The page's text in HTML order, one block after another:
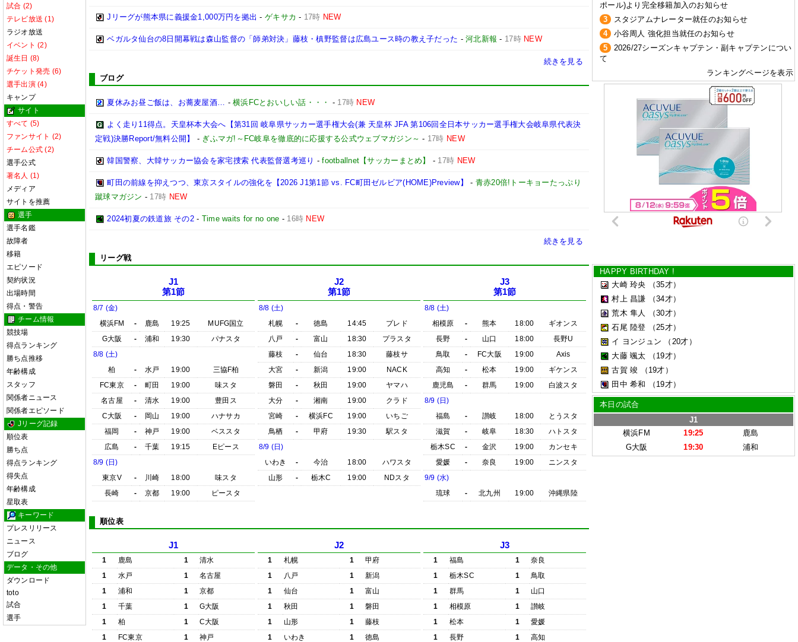
試合 (2)
テレビ放送 (1)
ラジオ放送
イベント (2)
誕生日 (8)
チケット発売 (6)
選手出演 (4)
キャンプ
サイト
すべて (5)
ファンサイト (2)
チーム公式 (2)
選手公式
著名人 (1)
メディア
サイトを推薦
選手
選手名鑑
故障者
移籍
エピソード
契約状況
出場時間
得点・警告
チーム情報
競技場
得点ランキング
勝ち点推移
年齢構成
スタッフ
関係者ニュース
関係者エピソード
Jリーグ記録
順位表
勝ち点
得点ランキング
得失点
年齢構成
星取表
キーワード
プレスリリース
ニュース
ブログ
データ・その他
ダウンロード
toto
試合
選手
Jリーグが熊本県に義援金1,000万円を拠出 - ゲキサカ - 17時 NEW
ベガルタ仙台の8日開幕戦は森山監督の「師弟対決」藤枝・槙野監督は広島ユース時の教え子だった -河北新報 - 17時 NEW
続きを見る
ブログ
夏休みお昼ご飯は、お蕎麦屋酒… -横浜FCとおいしい話・・・ - 17時 NEW
よく走り11得点。天皇杯本大会へ【第31回 岐阜県サッカー選手権大会(兼 天皇杯 JFA 第106回全日本サッカー選手権大会岐阜県代表決
定戦)決勝Report/無料公開】
- ぎふマガ!～FC岐阜を徹底的に応援する公式ウェブマガジン～ - 17時 NEW
韓国警察、大韓サッカー協会を家宅捜索 代表監督選考巡り -footballnet【サッカーまとめ】 - 17時 NEW
町田の前線を抑えつつ、東京スタイルの強化を【2026 J1第1節 vs. FC町田ゼルビア(HOME)Preview】 - 青赤20倍!トーキョーたっぷり
蹴球マガジン - 17時 NEW
2024初夏の鉄道旅 その2 - Time waits for no one - 16時 NEW
続きを見る
リーグ戦
J1
第1節
8/7 (金)
横浜FM
- 鹿島 19:25
MUFG国立
G大阪
- 浦和 19:30
パナスタ
8/8 (土)
柏
- 水戸 19:00
三協F柏
FC東京
- 町田 19:00
味スタ
名古屋
- 清水 19:00
豊田ス
C大阪
- 岡山 19:00
ハナサカ
福岡
- 神戸 19:00
ベススタ
広島
- 千葉 19:15
Eピース
8/9 (日)
東京V
- 川崎 18:00
味スタ
長崎
- 京都 19:00 ピースタ
J2
第1節
8/8 (土)
札幌
- 徳島 14:45
プレド
八戸
- 富山 18:30
プラスタ
藤枝
- 仙台 18:30
藤枝サ
大宮
- 新潟 19:00
NACK
磐田
- 秋田 19:00
ヤマハ
大分
- 湘南 19:00
クラド
宮崎
- 横浜FC 19:00
いちご
鳥栖
- 甲府 19:30
駅スタ
8/9 (日)
いわき
- 今治 18:00
ハワスタ
山形
- 栃木C 19:00 NDスタ
J3
第1節
8/8 (土)
相模原
- 熊本 18:00
ギオンス
長野
- 山口 18:00
長野U
鳥取
- FC大阪 19:00
Axis
高知
- 松本 19:00
ギケンス
鹿児島
- 群馬 19:00
白波スタ
8/9 (日)
福島
- 讃岐 18:00
とうスタ
滋賀
- 岐阜 18:30
ハトスタ
栃木SC
- 金沢 19:00
カンセキ
愛媛
- 奈良 19:00
ニンスタ
9/9 (水)
琉球
- 北九州 19:00 沖縄県陸
順位表
J1
1 鹿島 1
清水
1
水戸 1
名古屋
1
浦和 1
京都
1
千葉 1
G大阪
1
柏 1
C大阪
1
FC東京 1
神戸
J2
1 札幌 1
甲府
1
八戸 1
新潟
1
仙台 1
富山
1
秋田 1
磐田
1
山形 1
藤枝
1
いわき 1
徳島
J3
1 福島 1
奈良
1
栃木SC 1
鳥取
1
群馬 1
山口
1
相模原 1
讃岐
1
松本 1
愛媛
1
長野 1
高知
ポール)より完全移籍加入のお知らせ
3
スタジアムナレーター就任のお知らせ
4
小谷周人 強化担当就任のお知らせ
5
2026/27シーズンキャプテン・副キャプテンについ
て
ランキングページを表示
HAPPY BIRTHDAY !
大崎 玲央
（35才）
村上 昌謙
（34才）
荒木 隼人
（30才）
石尾 陸登
（25才）
イ ヨンジュン
（20才）
大藤 颯太
（19才）
古賀 竣
（19才）
田中 希和
（19才）
本日の試合
J1
横浜FM
19:25
鹿島
G大阪
19:30 浦和